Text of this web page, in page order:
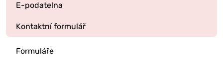
E-podatelna
Kontaktní formulář
Formuláře